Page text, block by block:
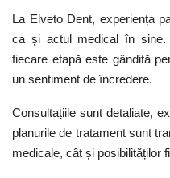
La Elveto Dent, experiența
ca și actul medical în sine.
fiecare etapă este gândită
un sentiment de încredere.
Consultațiile sunt detaliate,
planurile de tratament sunt
medicale, cât și posibilităților